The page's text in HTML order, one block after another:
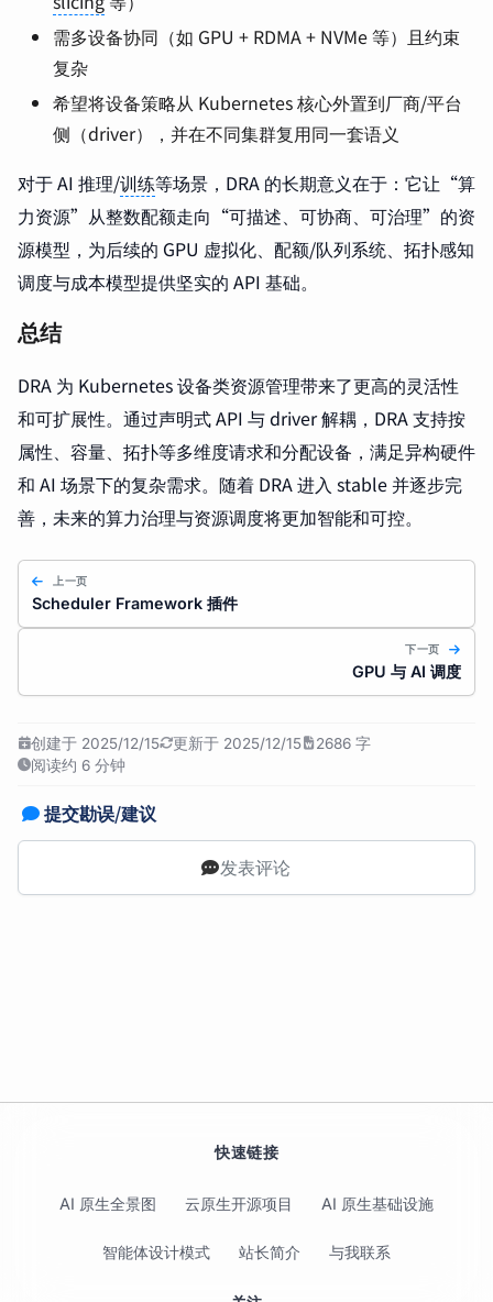
需多设备协同（如 GPU + RDMA + NVMe 等）且约束
复杂
希望将设备策略从 Kubernetes 核心外置到厂商/平台
侧（driver），并在不同集群复用同一套语义
对于 AI 推理/训练等场景，DRA 的长期意义在于：它让“算
力资源”从整数配额走向“可描述、可协商、可治理”的资
源模型，为后续的 GPU 虚拟化、配额/队列系统、拓扑感知
调度与成本模型提供坚实的 API 基础。
总结
DRA 为 Kubernetes 设备类资源管理带来了更高的灵活性
和可扩展性。通过声明式 API 与 driver 解耦，DRA 支持按
属性、容量、拓扑等多维度请求和分配设备，满足异构硬件
和 AI 场景下的复杂需求。随着 DRA 进入 stable 并逐步完
善，未来的算力治理与资源调度将更加智能和可控。
上一页
Scheduler Framework 插件
下一页
GPU 与 AI 调度
创建于 2025/12/15 更新于 2025/12/15
2686 字
阅读约 6 分钟
提交勘误/建议
发表评论
快速链接
AI 原生全景图 云原生开源项目 AI 原生基础设施
智能体设计模式 站长简介 与我联系